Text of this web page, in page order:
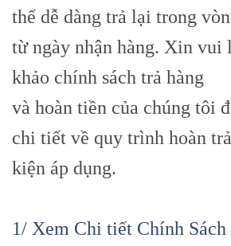
thể dễ dàng trả lại trong
từ ngày nhận hàng. Xin vui
khảo chính sách trả hàng
và hoàn tiền của chúng tôi
chi tiết về quy trình hoàn
kiện áp dụng.
1/ Xem Chi tiết Chính Sách